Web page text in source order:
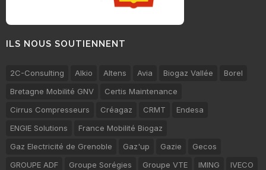
ILS NOUS SOUTIENNENT
2C-Consulting Alkio Altens Avia Biogaz Vallée
Borel
Bretagne Mobilité GNV
Certis Maintenance
Cirrus Compresseurs
Créagaz CRMT
Endesa
ENGIE Solutions
France Mobilité Biogaz
Gaz Electricité de Grenoble
Gaz'up Gazie
Gecos
GROUPE ADF
Groupe Sorégies Groupe VTE IMING
IVECO